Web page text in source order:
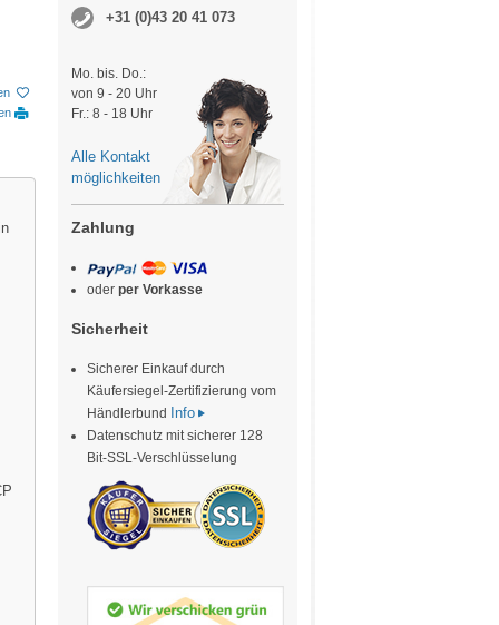
+31 (0)43 20 41 073
Mo. bis. Do.:
von 9 - 20 Uhr
Fr.: 8 - 18 Uhr
Alle Kontakt
möglichkeiten
Zahlung
oder per Vorkasse
Sicherheit
Sicherer Einkauf durch
Käufersiegel-Zertifizierung vom
Händlerbund
Info
Datenschutz mit sicherer 128
Bit-SSL-Verschlüsselung